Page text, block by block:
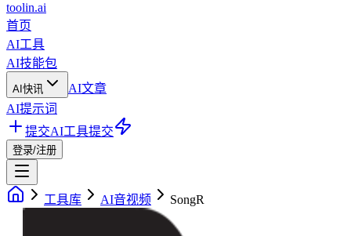
toolin.ai
首页
AI工具
AI技能包
AI快讯
AI文章
AI提示词
提交AI工具提交
登录/注册
工具库 AI音视频 SongR